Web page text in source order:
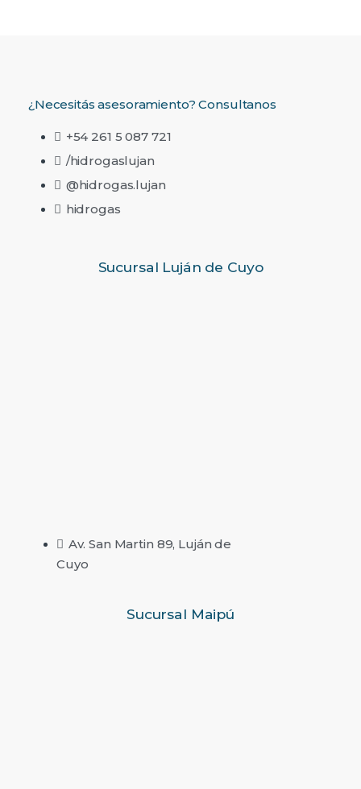
¿Necesitás asesoramiento? Consultanos
+54 261 5 087 721
/hidrogaslujan
@hidrogas.lujan
hidrogas
Sucursal Luján de Cuyo
Av. San Martin 89, Luján de
Cuyo
Sucursal Maipú